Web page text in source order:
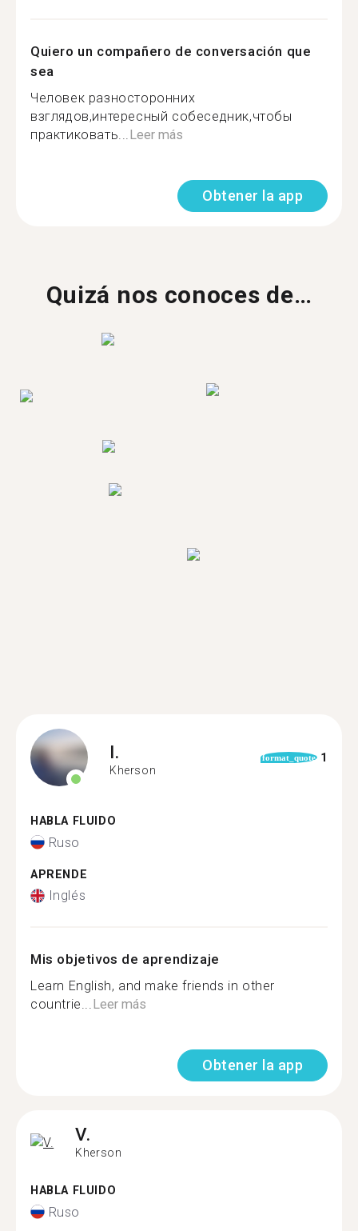
Quiero un compañero de conversación que
sea
Человек разносторонних
взглядов,интересный собеседник,чтобы
практиковать...Leer más
Obtener la app
Quizá nos conoces de…
I.
Kherson
format_quote 1
HABLA FLUIDO
Ruso
APRENDE
Inglés
Mis objetivos de aprendizaje
Learn English, and make friends in other
countrie...Leer más
Obtener la app
V.
Kherson
HABLA FLUIDO
Ruso